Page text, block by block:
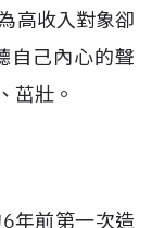
高收入對象卻
自己內心的聲
茁壯。
年前第一次造